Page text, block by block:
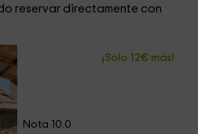
reservar directamente con
¡Sólo 12€ más!
Nota 10.0